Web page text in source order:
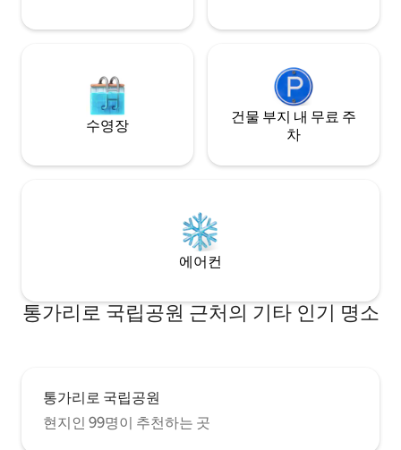
수영장
건물 부지 내 무료 주
차
에어컨
통가리로 국립공원 근처의 기타 인기 명소
통가리로 국립공원
현지인 99명이 추천하는 곳